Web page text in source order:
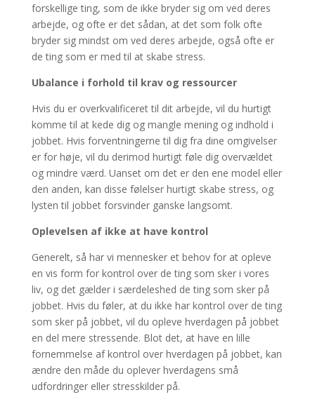
forskellige ting, som de ikke bryder sig om ved deres
arbejde, og ofte er det sådan, at det som folk ofte
bryder sig mindst om ved deres arbejde, også ofte er
de ting som er med til at skabe stress.
Ubalance i forhold til krav og ressourcer
Hvis du er overkvalificeret til dit arbejde, vil du hurtigt
komme til at kede dig og mangle mening og indhold i
jobbet. Hvis forventningerne til dig fra dine omgivelser
er for høje, vil du derimod hurtigt føle dig overvældet
og mindre værd. Uanset om det er den ene model eller
den anden, kan disse følelser hurtigt skabe stress, og
lysten til jobbet forsvinder ganske langsomt.
Oplevelsen af ikke at have kontrol
Generelt, så har vi mennesker et behov for at opleve
en vis form for kontrol over de ting som sker i vores
liv, og det gælder i særdeleshed de ting som sker på
jobbet. Hvis du føler, at du ikke har kontrol over de ting
som sker på jobbet, vil du opleve hverdagen på jobbet
en del mere stressende. Blot det, at have en lille
fornemmelse af kontrol over hverdagen på jobbet, kan
ændre den måde du oplever hverdagens små
udfordringer eller stresskilder på.